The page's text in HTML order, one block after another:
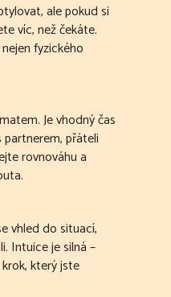
ale pokud si
víc, než čekáte.
fyzického
Je vhodný čas
přáteli
rovnováhu a
vhled do situací,
Intuice je silná –
který jste